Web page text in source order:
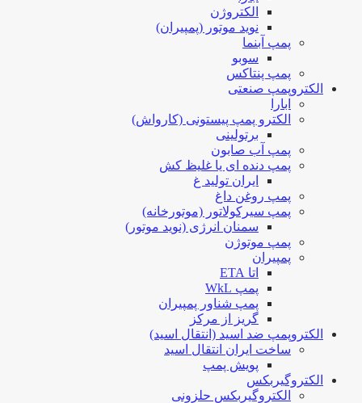
الکتروژن
نوید موتور (پمپیران)
پمپ آبنما
سوبو
پمپ پنتاکس
الکتروپمپ صنعتی
ابارا
الکترو پمپ پیستونی (کارواش)
برتولینی
پمپ آب صابون
پمپ دنده ای یا غلیظ کش
ایران تولید غ
پمپ روغن داغ
پمپ سیرکولاتور (موتورخانه)
سمنان انرژی (نوید موتور)
پمپ موتوژن
پمپیران
اتا ETA
پمپ WkL
پمپ شناور پمپیران
گریز از مرکز
الکتروپمپ ضد اسید (انتقال اسید)
ساخت ایران انتقال اسید
پویش پمپ
الکتروگیربکس
الکتروگیربکس حلزونی